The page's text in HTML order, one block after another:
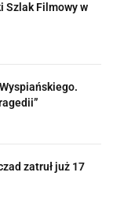
Szlak Filmowy w
zatruł już 17